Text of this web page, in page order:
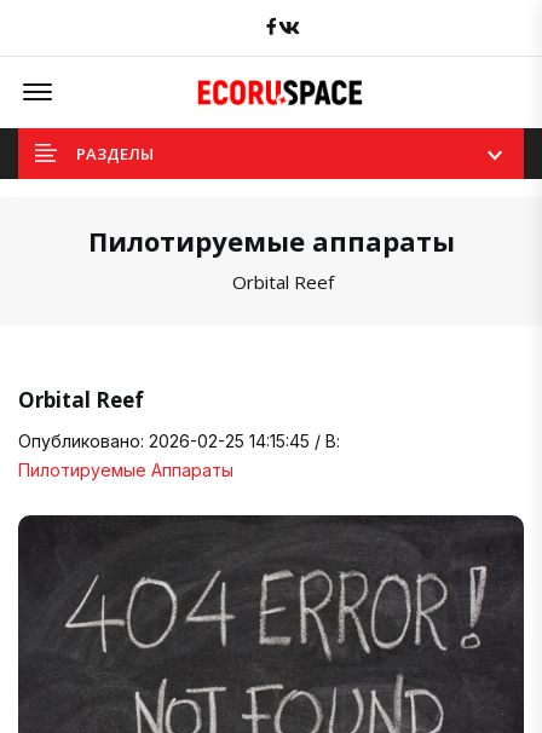
Facebook
Offcanvas Menu Open
РАЗДЕЛЫ
Пилотируемые аппараты
Orbital Reef
Orbital Reef
Опубликовано: 2026-02-25 14:15:45 / В:
Пилотируемые Аппараты